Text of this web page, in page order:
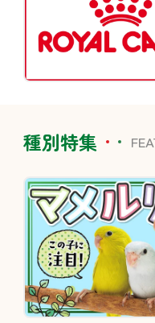
種別特集